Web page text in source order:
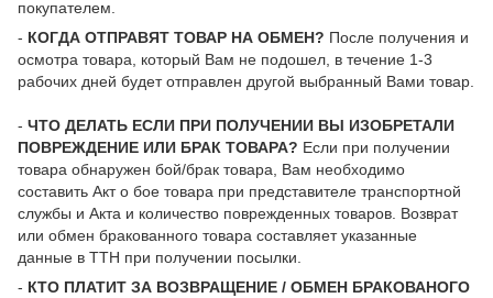
покупателем.
- КОГДА ОТПРАВЯТ ТОВАР НА ОБМЕН? После получения и
осмотра товара, который Вам не подошел, в течение 1-3
рабочих дней будет отправлен другой выбранный Вами товар.
- ЧТО ДЕЛАТЬ ЕСЛИ ПРИ ПОЛУЧЕНИИ ВЫ ИЗОБРЕТАЛИ
ПОВРЕЖДЕНИЕ ИЛИ БРАК ТОВАРА? Если при получении
товара обнаружен бой/брак товара, Вам необходимо
составить Акт о бое товара при представителе транспортной
службы и Акта и количество поврежденных товаров. Возврат
или обмен бракованного товара составляет указанные
данные в ТТН при получении посылки.
- КТО ПЛАТИТ ЗА ВОЗВРАЩЕНИЕ / ОБМЕН БРАКОВАНОГО